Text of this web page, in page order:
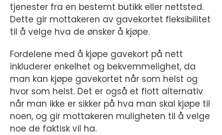
tjenester fra en bestemt butikk eller nettsted.
Dette gir mottakeren av gavekortet fleksibilitet
til å velge hva de ønsker å kjøpe.
Fordelene med å kjøpe gavekort på nett
inkluderer enkelhet og bekvemmelighet, da
man kan kjøpe gavekortet når som helst og
hvor som helst. Det er også et flott alternativ
når man ikke er sikker på hva man skal kjøpe til
noen, og gir mottakeren muligheten til å velge
noe de faktisk vil ha.